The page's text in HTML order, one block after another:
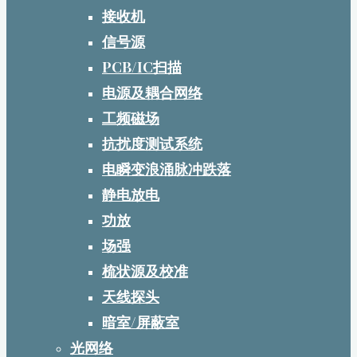
接收机
信号源
PCB/IC扫描
电源及耦合网络
工频磁场
抗扰度测试系统
电瞬变浪涌脉冲跌落
静电放电
功放
场强
梳状源及校准
天线探头
暗室/屏蔽室
光网络